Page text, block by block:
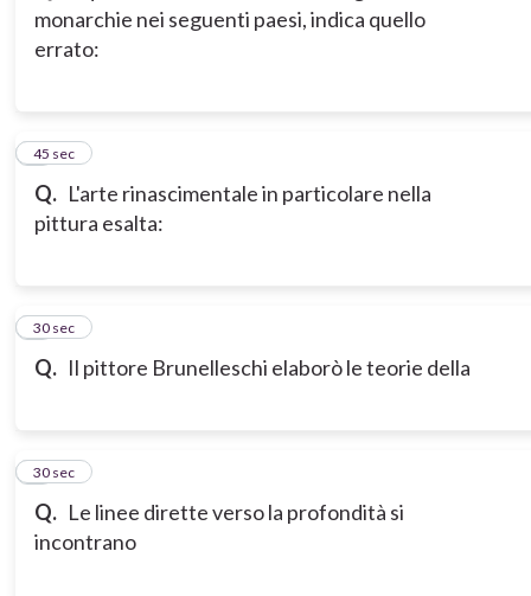
monarchie nei seguenti paesi, indica quello
errato:
Q. L'arte rinascimentale in particolare nella
pittura esalta:
3
45 sec
Q. Il pittore Brunelleschi elaborò le teorie della
4
30 sec
Q. Le linee dirette verso la profondità si
incontrano
5
30 sec